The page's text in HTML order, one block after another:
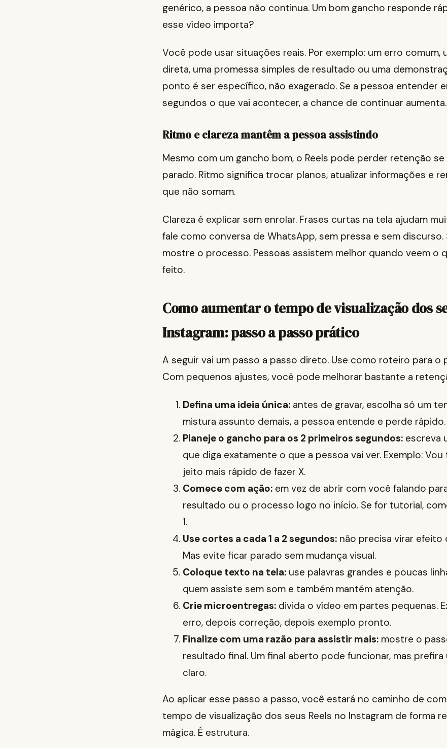
genérico, a pessoa não continua. Um bom gancho responde
esse vídeo importa?
Você pode usar situações reais. Por exemplo: um erro comum,
direta, uma promessa simples de resultado ou uma
ponto é ser específico, não exagerado. Se a pessoa entender
segundos o que vai acontecer, a chance de continuar aumenta.
Ritmo e clareza mantêm a pessoa assistindo
Mesmo com um gancho bom, o Reels pode perder retenção
parado. Ritmo significa trocar planos, atualizar informações e
que não somam.
Clareza é explicar sem enrolar. Frases curtas na tela ajudam
fale como conversa de WhatsApp, sem pressa e sem discurso.
mostre o processo. Pessoas assistem melhor quando veem o
feito.
Como aumentar o tempo de visualização dos
Instagram: passo a passo prático
A seguir vai um passo a passo direto. Use como roteiro para o
Com pequenos ajustes, você pode melhorar bastante a
Defina uma ideia única: antes de gravar, escolha só um
mistura assunto demais, a pessoa entende e perde rápido.
Planeje o gancho para os 2 primeiros segundos: escreva
que diga exatamente o que a pessoa vai ver. Exemplo:
jeito mais rápido de fazer X.
Comece com ação: em vez de abrir com você falando
resultado ou o processo logo no início. Se for tutorial,
1.
Use cortes a cada 1 a 2 segundos: não precisa virar
Mas evite ficar parado sem mudança visual.
Coloque texto na tela: use palavras grandes e poucas
quem assiste sem som e também mantém atenção.
Crie microentregas: divida o vídeo em partes pequenas.
erro, depois correção, depois exemplo pronto.
Finalize com uma razão para assistir mais: mostre o
resultado final. Um final aberto pode funcionar, mas
claro.
Ao aplicar esse passo a passo, você estará no caminho de
tempo de visualização dos seus Reels no Instagram de forma
mágica. É estrutura.